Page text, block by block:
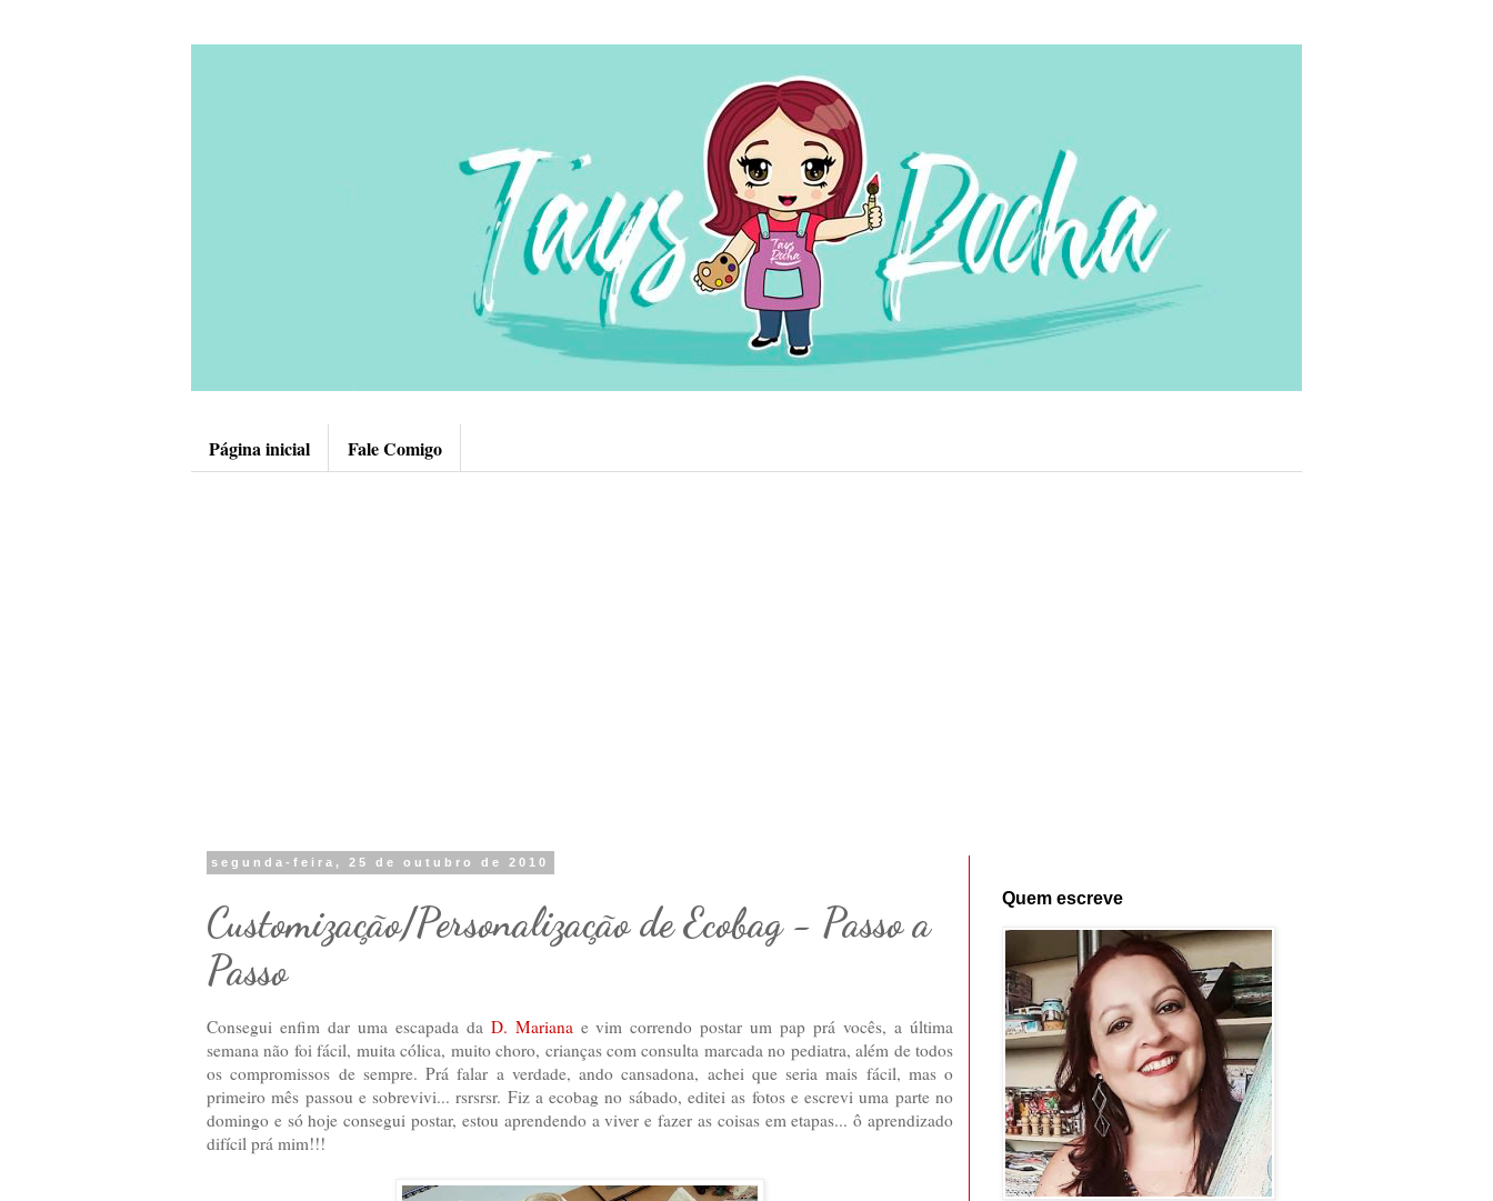
Página inicial Fale Comigo
segunda-feira, 25 de outubro de 2010
Customização/Personalização de Ecobag - Passo a
Passo
Consegui enfim dar uma escapada da D. Marianae vim correndo postar um pap prá vocês, a última
semana não foi fácil, muita cólica, muito choro, crianças com consulta marcada no pediatra, além de todos
os compromissos de sempre. Prá falar a verdade, ando cansadona, achei que seria mais fácil, mas o
primeiro mês passou e sobrevivi... rsrsrsr. Fiz a ecobag no sábado, editei as fotos e escrevi uma parte no
domingo e só hoje consegui postar, estou aprendendo a viver e fazer as coisas em etapas... ô aprendizado
difícil prá mim!!!
Quem escreve